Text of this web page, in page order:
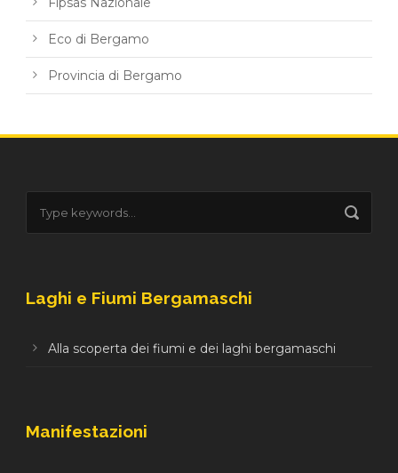
Eco di Bergamo
Provincia di Bergamo
Laghi e Fiumi Bergamaschi
Alla scoperta dei fiumi e dei laghi bergamaschi
Manifestazioni